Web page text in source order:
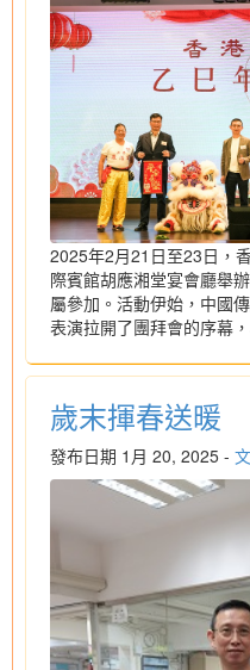
2025年2月21日至23日，
際賓館胡應湘堂宴會廳舉
屬參加。活動伊始，中國
表演拉開了團拜會的序幕
歲末揮春送暖
發布日期 1月 20, 2025 -